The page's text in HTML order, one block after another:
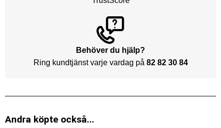
Behöver du hjälp?
Ring kundtjänst varje vardag på 82 82 30 84
Andra köpte också...